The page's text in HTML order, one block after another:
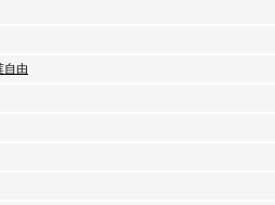
自由